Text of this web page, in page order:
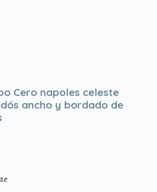
Cero napoles celeste
ancho y bordado de